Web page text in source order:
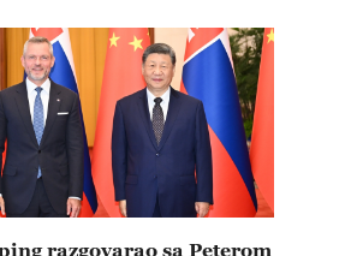
razgovarao sa Peterom